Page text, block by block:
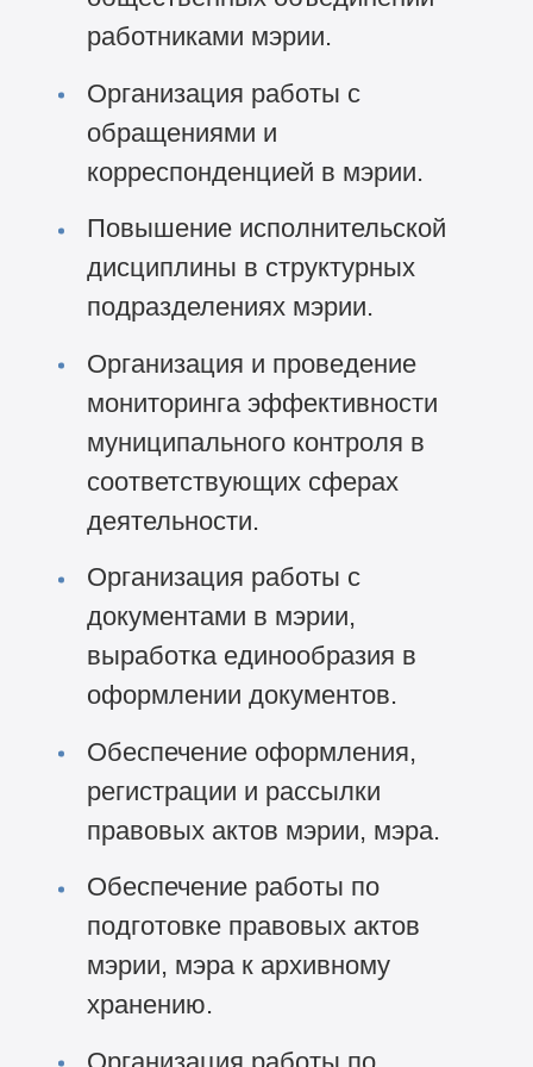
работниками мэрии.
Организация работы с
обращениями и
корреспонденцией в мэрии.
Повышение исполнительской
дисциплины в структурных
подразделениях мэрии.
Организация и проведение
мониторинга эффективности
муниципального контроля в
соответствующих сферах
деятельности.
Организация работы с
документами в мэрии,
выработка единообразия в
оформлении документов.
Обеспечение оформления,
регистрации и рассылки
правовых актов мэрии, мэра.
Обеспечение работы по
подготовке правовых актов
мэрии, мэра к архивному
хранению.